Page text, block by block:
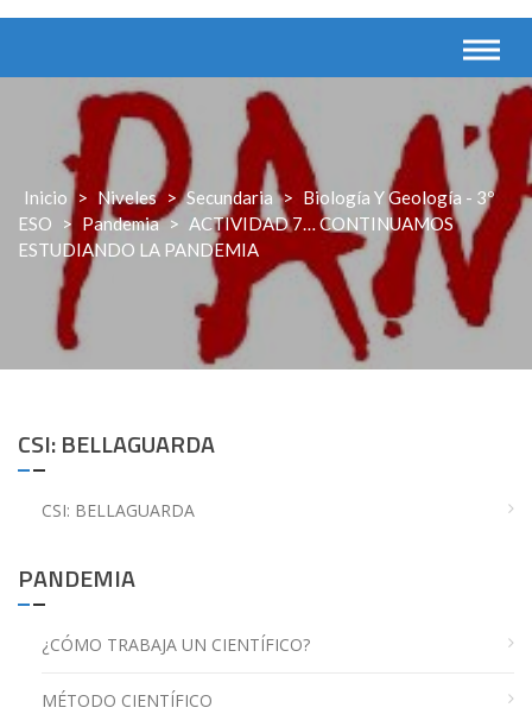
Inicio > Niveles > Secundaria > Biología Y Geología - 3º
ESO
> Pandemia > ACTIVIDAD 7… CONTINUAMOS
ESTUDIANDO LA PANDEMIA
CSI: BELLAGUARDA
CSI: BELLAGUARDA
PANDEMIA
¿CÓMO TRABAJA UN CIENTÍFICO?
MÉTODO CIENTÍFICO